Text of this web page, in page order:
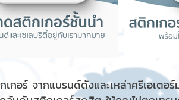
อร์ จากแบรนด์ดังและเหล่าครีเอเตอ